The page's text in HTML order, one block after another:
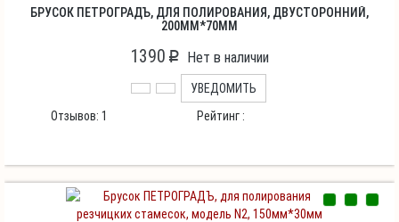
БРУСОК ПЕТРОГРАДЪ, ДЛЯ ПОЛИРОВАНИЯ, ДВУСТОРОННИЙ,
200ММ*70ММ
1390 p Нет в наличии
УВЕДОМИТЬ
Отзывов:1 Рейтинг :